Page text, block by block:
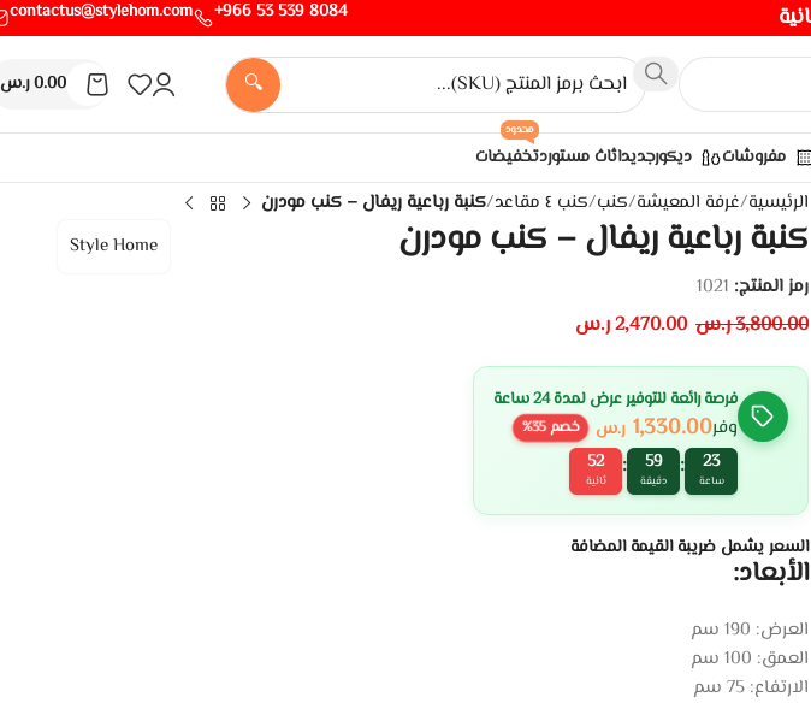
8084 539 53 966+
contactus@stylehom.com
🔍
0.00ر.س
مفروشات ديكورجديداثاث مستوردتخفيضات
محدود
الرئيسية/غرفة المعيشة/كنب/كنب ٤ مقاعد /كنبة رباعية ريفال – كنب مودرن
كنبة رباعية ريفال – كنب مودرن
Style Home
رمز المنتج: 1021
3,800.00ر.س 2,470.00ر.س
فرصة رائعة للتوفير عرض لمدة 24 ساعة
وفر1,330.00 ر.س خصم35
%
23
ساعة :
59
دقيقة :
51
ثانية
السعر يشمل ضريبة القيمة المضافة
الأبعاد:
العرض: 190 سم
العمق: 100 سم
الارتفاع: 75 سم